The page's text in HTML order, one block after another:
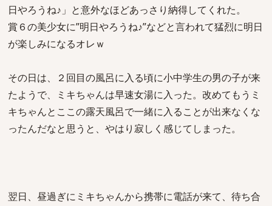
日やろうね♪」と意外なほどあっさり納得してくれた。
賞６の美少女に”明日やろうね♪”などと言われて猛烈に明日
が楽しみになるオレｗ
その日は、２回目の風呂に入る頃に小中学生の男の子が来
たようで、ミキちゃんは早速女湯に入った。改めてもうミ
キちゃんとここの露天風呂で一緒に入ることが出来なくな
ったんだなと思うと、やはり寂しく感じてしまった。
翌日、昼過ぎにミキちゃんから携帯に電話が来て、待ち合